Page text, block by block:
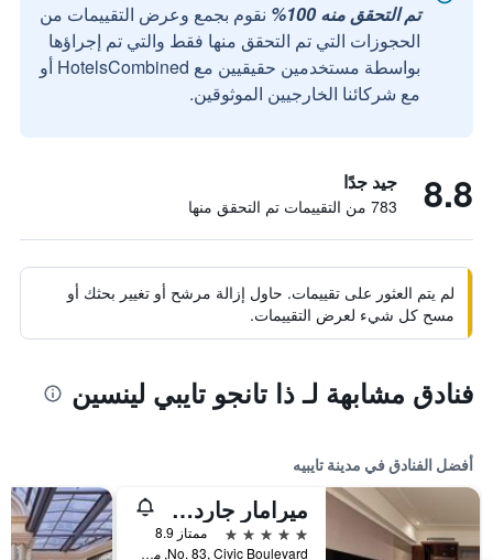
تم التحقق منه 100%
نقوم بجمع وعرض التقييمات من
الحجوزات التي تم التحقق منها فقط والتي تم إجراؤها
بواسطة مستخدمين حقيقيين مع HotelsCombined أو
مع شركائنا الخارجيين الموثوقين.
8.8 جيد جدًا
783 من التقييمات تم التحقق منها
لم يتم العثور على تقييمات. حاول إزالة مرشح أو تغيير بحثك أو
مسح كل شيء لعرض التقييمات.
فنادق مشابهة لـ ذا تانجو تايبي لينسين
أفضل الفنادق في مدينة تايبيه
ميرامار جاردن تابييه
5 نجوم
ممتاز 8.9
No. 83, Civic Boulevard, مدينة تايبيه, تايوان